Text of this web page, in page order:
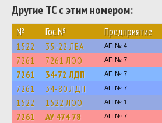
Другие ТС с этим номером:
№ Гос.№ Предприятие
1522 35-22 ЛЕА АП № 4
7261 7261 ЛОО АП № 7
7261 34-72 ЛДП АП № 7
7261 34-80 ЛДП АП № 7
1522 1522 ЛОО АП № 1
7261 АУ 474 78 АП № 7